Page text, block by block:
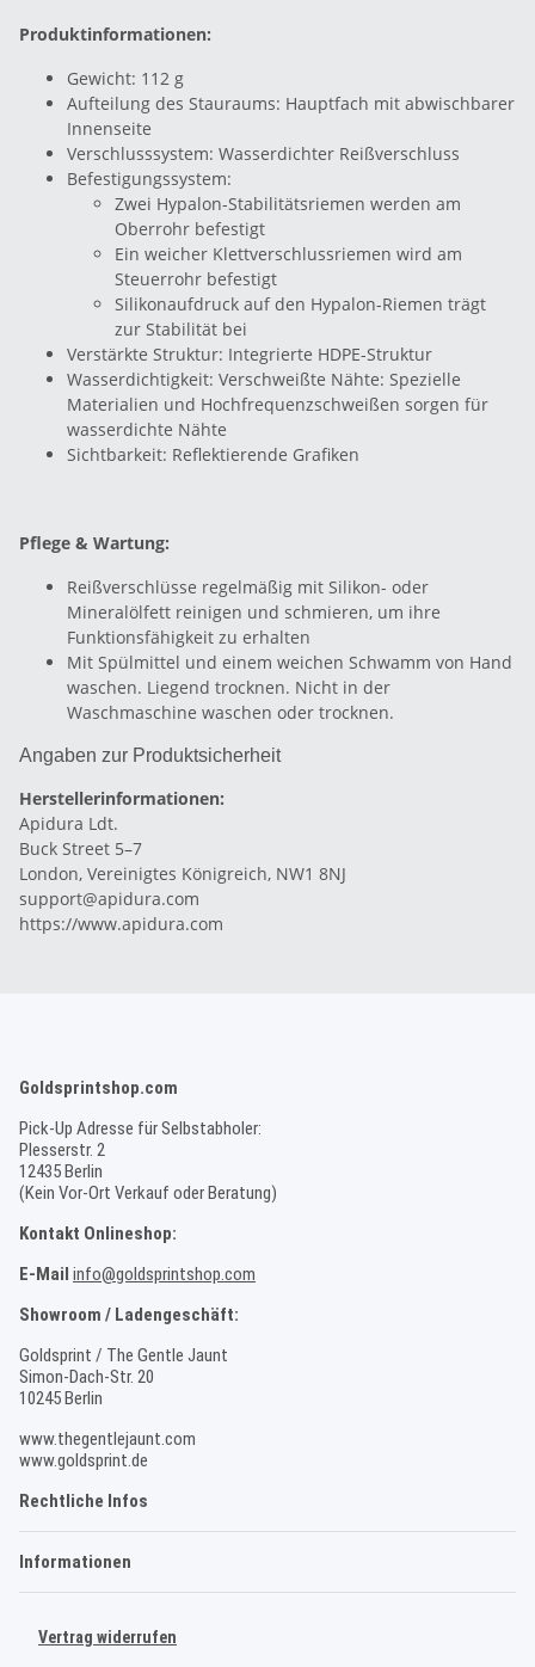
Produktinformationen:
Gewicht: 112 g
Aufteilung des Stauraums: Hauptfach mit abwischbarer
Innenseite
Verschlusssystem: Wasserdichter Reißverschluss
Befestigungssystem:
Zwei Hypalon-Stabilitätsriemen werden am
Oberrohr befestigt
Ein weicher Klettverschlussriemen wird am
Steuerrohr befestigt
Silikonaufdruck auf den Hypalon-Riemen trägt
zur Stabilität bei
Verstärkte Struktur: Integrierte HDPE-Struktur
Wasserdichtigkeit: Verschweißte Nähte: Spezielle
Materialien und Hochfrequenzschweißen sorgen für
wasserdichte Nähte
Sichtbarkeit: Reflektierende Grafiken
Pflege & Wartung:
Reißverschlüsse regelmäßig mit Silikon- oder
Mineralölfett reinigen und schmieren, um ihre
Funktionsfähigkeit zu erhalten
Mit Spülmittel und einem weichen Schwamm von Hand
waschen. Liegend trocknen. Nicht in der
Waschmaschine waschen oder trocknen.
Angaben zur Produktsicherheit
Herstellerinformationen:
Apidura Ldt.
Buck Street 5–7
London, Vereinigtes Königreich, NW1 8NJ
support@apidura.com
https://www.apidura.com
Goldsprintshop.com
Pick-Up Adresse für Selbstabholer:
Plesserstr. 2
12435 Berlin
(Kein Vor-Ort Verkauf oder Beratung)
Kontakt Onlineshop:
E-Mail info@goldsprintshop.com
Showroom / Ladengeschäft:
Goldsprint / The Gentle Jaunt
Simon-Dach-Str. 20
10245 Berlin
www.thegentlejaunt.com
www.goldsprint.de
Rechtliche Infos
Informationen
Vertrag widerrufen